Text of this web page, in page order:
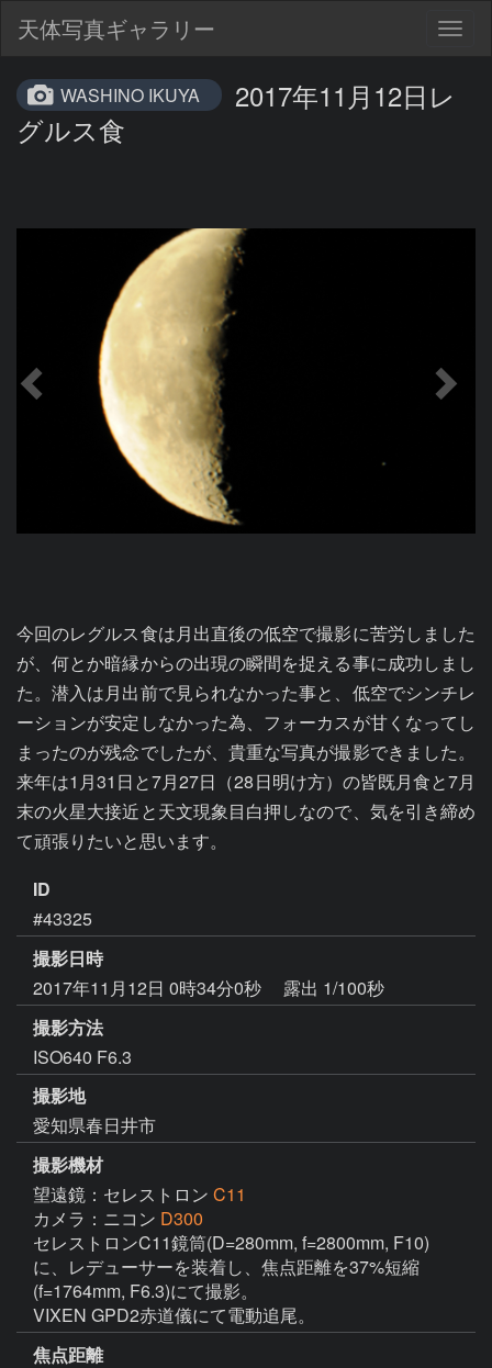
天体写真ギャラリー
WASHINO IKUYA
2017年11月12日レ
グルス食
今回のレグルス食は月出直後の低空で撮影に苦労しました
が、何とか暗縁からの出現の瞬間を捉える事に成功しまし
た。潜入は月出前で見られなかった事と、低空でシンチレ
ーションが安定しなかった為、フォーカスが甘くなってし
まったのが残念でしたが、貴重な写真が撮影できました。
来年は1月31日と7月27日（28日明け方）の皆既月食と7月
末の火星大接近と天文現象目白押しなので、気を引き締め
て頑張りたいと思います。
ID
#43325
撮影日時
2017年11月12日 0時34分0秒
露出 1/100秒
撮影方法
ISO640 F6.3
撮影地
愛知県春日井市
撮影機材
望遠鏡：セレストロン C11
カメラ：ニコン D300
セレストロンC11鏡筒(D=280mm, f=2800mm, F10)
に、レデューサーを装着し、焦点距離を37%短縮
(f=1764mm, F6.3)にて撮影。
VIXEN GPD2赤道儀にて電動追尾。
焦点距離